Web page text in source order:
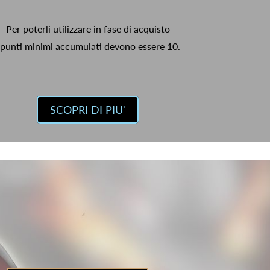
Per poterli utilizzare in fase di acquisto
minimi accumulati devono essere 10.
SCOPRI DI PIU'